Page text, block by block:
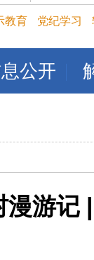
教育 党纪学习
公开
漫游记